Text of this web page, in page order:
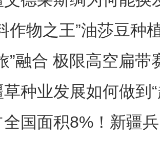
电影《大改水》在新
作物之王”油莎豆种
”融合 极限高空扁
种业发展如何做到
全国面积8%！新疆